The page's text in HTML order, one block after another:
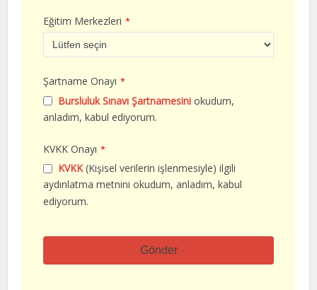
Eğitim Merkezleri *
Şartname Onayı *
Bursluluk Sınavı Şartnamesini okudum,
anladım, kabul ediyorum.
KVKK Onayı *
KVKK(Kişisel verilerin işlenmesiyle) ilgili
aydınlatma metnini okudum, anladım, kabul
ediyorum.
Gönder